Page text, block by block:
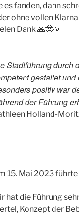
es fanden, dann
ohne vollen
Dank 🙏🤠🌞
Stadtführung durch
gestaltet
positiv war
der Führung
Holland-
15. Mai 2023 führte
hat die Führung
Konzept der